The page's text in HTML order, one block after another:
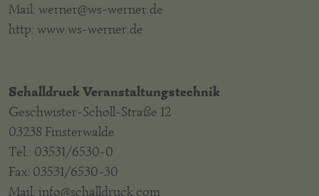
Mail: werner@ws-werner.de
http: www.ws-werner.de
Schalldruck Veranstaltungstechnik
Geschwister-Scholl-Straße 12
03238 Finsterwalde
Tel.: 03531/6530-0
Fax: 03531/6530-30
Mail: info@schalldruck.com